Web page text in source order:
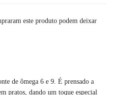
este produto podem deixar
de ômega 6 e 9. É prensado a
pratos, dando um toque especial